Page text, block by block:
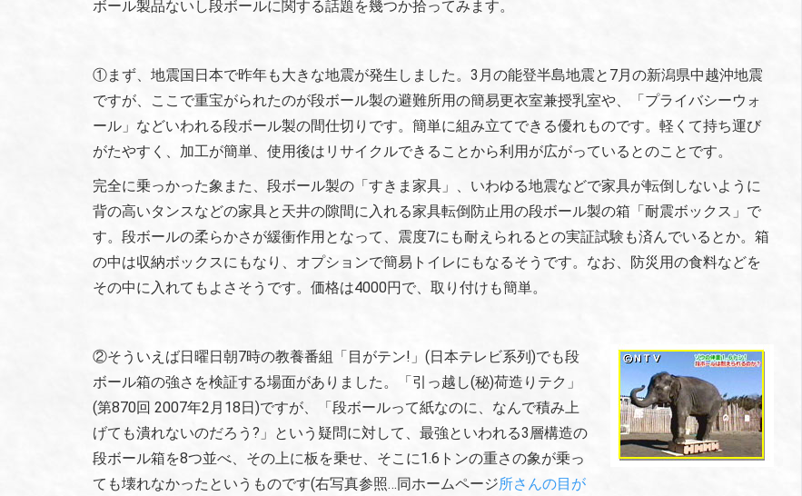
ボール製品ないし段ボールに関する話題を幾つか拾ってみます。
①まず、地震国日本で昨年も大きな地震が発生しました。3月の能登半島地震と7月の新潟県中越沖地震
ですが、ここで重宝がられたのが段ボール製の避難所用の簡易更衣室兼授乳室や、「プライバシーウォ
ール」などいわれる段ボール製の間仕切りです。簡単に組み立てできる優れものです。軽くて持ち運び
がたやすく、加工が簡単、使用後はリサイクルできることから利用が広がっているとのことです。
完全に乗っかった象また、段ボール製の「すきま家具」、いわゆる地震などで家具が転倒しないように
背の高いタンスなどの家具と天井の隙間に入れる家具転倒防止用の段ボール製の箱「耐震ボックス」で
す。段ボールの柔らかさが緩衝作用となって、震度7にも耐えられるとの実証試験も済んでいるとか。箱
の中は収納ボックスにもなり、オプションで簡易トイレにもなるそうです。なお、防災用の食料などを
その中に入れてもよさそうです。価格は4000円で、取り付けも簡単。
②そういえば日曜日朝7時の教養番組「目がテン!」(日本テレビ系列)でも段
ボール箱の強さを検証する場面がありました。「引っ越し(秘)荷造りテク」
(第870回 2007年2月18日)ですが、「段ボールって紙なのに、なんで積み上
げても潰れないのだろう?」という疑問に対して、最強といわれる3層構造の
段ボール箱を8つ並べ、その上に板を乗せ、そこに1.6トンの重さの象が乗っ
ても壊れなかったというものです(右写真参照…同ホームページ所さんの目が